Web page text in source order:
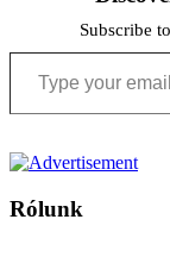
Subscribe
Type your email…
Rólunk